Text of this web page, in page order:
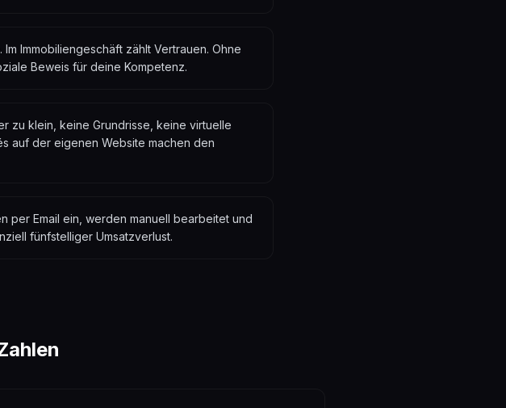
Immobiliengeschäft zählt Vertrauen. Ohne
Beweis für deine Kompetenz.
zu klein, keine Grundrisse, keine virtuelle
auf der eigenen Website machen den
per Email ein, werden manuell bearbeitet und
fünfstelliger Umsatzverlust.